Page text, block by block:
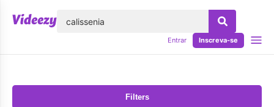
Entrar Inscreva-se
Filters